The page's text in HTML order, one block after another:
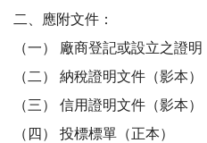
二、應附文件：
（一） 廠商登記或設立之證明
（二） 納稅證明文件（影本）
（三） 信用證明文件（影本）
（四） 投標標單（正本）